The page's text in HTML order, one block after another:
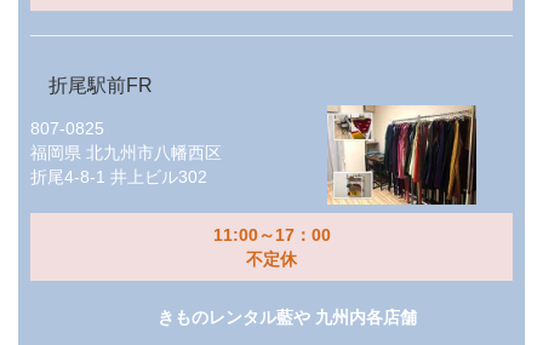
折尾駅前FR
807-0825
福岡県 北九州市八幡西区
折尾4-8-1 井上ビル302
11:00～17：00
不定休
きものレンタル藍や 九州内各店舗